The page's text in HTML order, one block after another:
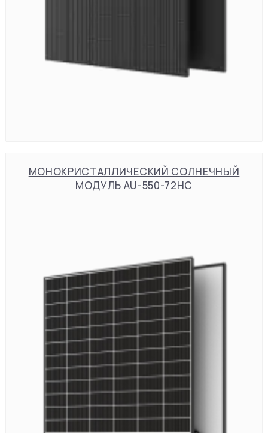
МОНОКРИСТАЛЛИЧЕСКИЙ СОЛНЕЧНЫЙ
МОДУЛЬ AU-550-72HC